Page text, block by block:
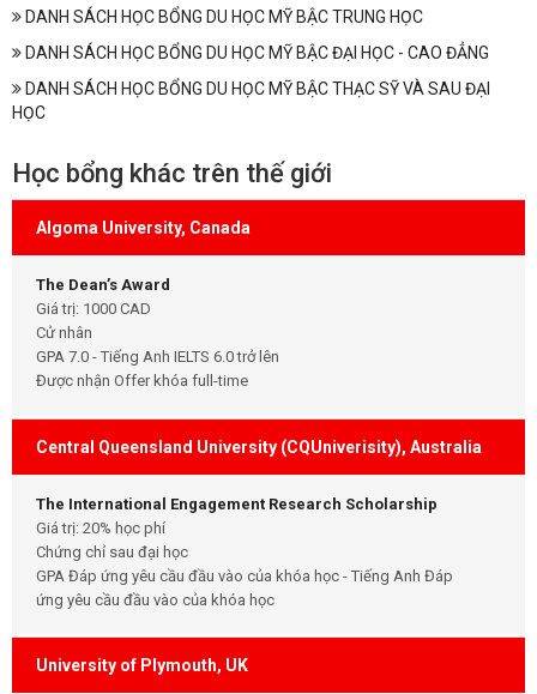
DANH SÁCH HỌC BỔNG DU HỌC MỸ BẬC TRUNG HỌC
DANH SÁCH HỌC BỔNG DU HỌC MỸ BẬC ĐẠI HỌC - CAO ĐẲNG
DANH SÁCH HỌC BỔNG DU HỌC MỸ BẬC THẠC SỸ VÀ SAU ĐẠI
HỌC
Học bổng khác trên thế giới
Algoma University, Canada
The Dean’s Award
Giá trị: 1000 CAD
Cử nhân
GPA 7.0 - Tiếng Anh IELTS 6.0 trở lên
Được nhận Offer khóa full-time
Central Queensland University (CQUniverisity), Australia
The International Engagement Research Scholarship
Giá trị: 20% học phí
Chứng chỉ sau đại học
GPA Đáp ứng yêu cầu đầu vào của khóa học - Tiếng Anh Đáp
ứng yêu cầu đầu vào của khóa học
University of Plymouth, UK